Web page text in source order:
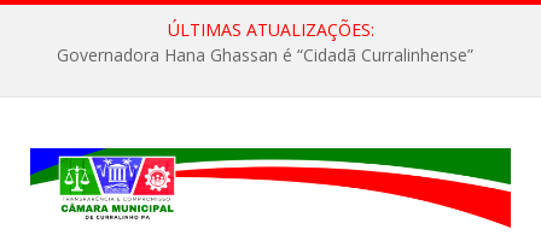
ÚLTIMAS ATUALIZAÇÕES:
Governadora Hana Ghassan é “Cidadã Curralinhense”